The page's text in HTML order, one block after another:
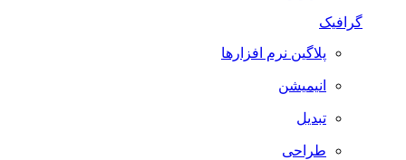
گرافیک
پلاگین نرم افزارها
انیمیشن
تبدیل
طراحی